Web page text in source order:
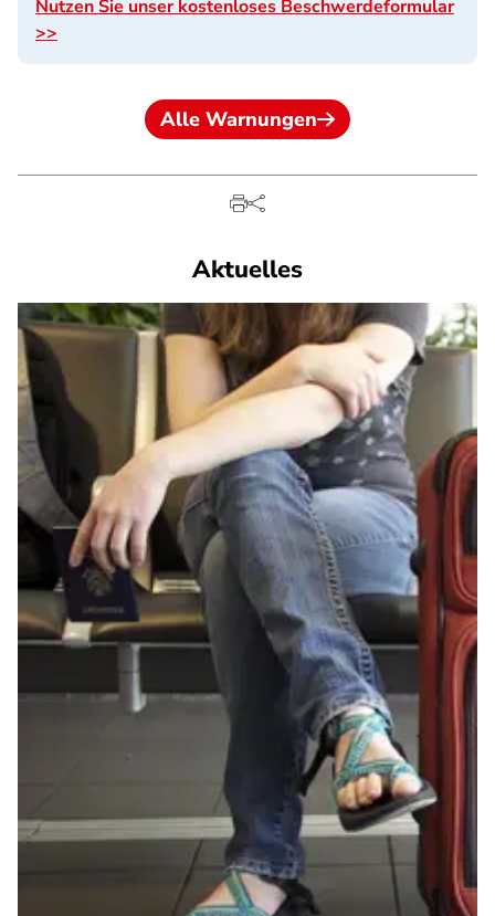
Nutzen Sie unser kostenloses Beschwerdeformular
>>
Alle Warnungen
Aktuelles